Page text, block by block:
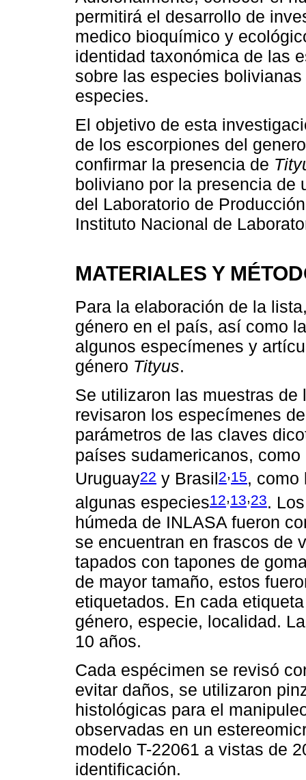
permitirá el desarrollo de
medico bioquímico y
identidad taxonómica de las
sobre las especies
especies.
El objetivo de esta
de los escorpiones del
confirmar la presencia de
boliviano por la presencia de
del Laboratorio de
Instituto Nacional de
MATERIALES Y
Para la elaboración de la
género en el país, así como
algunos especímenes y
género Tityus.
Se utilizaron las muestras
revisaron los especímenes
parámetros de las claves
países sudamericanos, como
Uruguay22 y Brasil2,15, como
algunas especies12,13,23.
húmeda de INLASA fueron
se encuentran en frascos de
tapados con tapones de
de mayor tamaño, estos
etiquetados. En cada
género, especie, localidad.
10 años.
Cada espécimen se revisó
evitar daños, se utilizaron
histológicas para el
observadas en un
modelo T-22061 a vistas de
identificación.